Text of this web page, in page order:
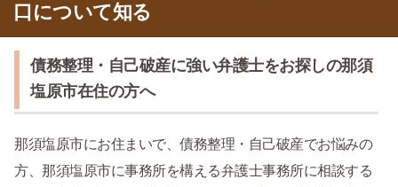
口について知る
債務整理・自己破産に強い弁護士をお探しの那須
塩原市在住の方へ
那須塩原市にお住まいで、債務整理・自己破産でお悩みの
方、那須塩原市に事務所を構える弁護士事務所に相談する